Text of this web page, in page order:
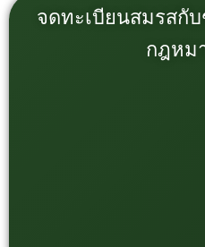
จดทะเบียนสมรสกั
กฎหม